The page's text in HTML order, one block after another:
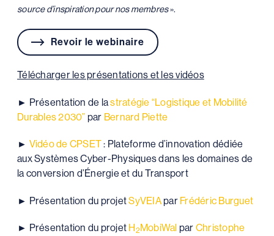
source d’inspiration pour nos membres».
Revoir le webinaire
Télécharger les présentations et les vidéos
► Présentation de lastratégie “Logistique et Mobilité
Durables 2030” par Bernard Piette
► Vidéo de CPSET: Plateforme d’innovation dédiée
aux Systèmes Cyber-Physiques dans les domaines de
la conversion d’Énergie et du Transport
► Présentation du projetSyVEIApar Frédéric Burguet
► Présentation du projet H 2MobiWal par Christophe